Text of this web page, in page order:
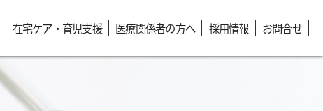
在宅ケア・育児支援 医療関係者の方へ 採用情報 お問合せ